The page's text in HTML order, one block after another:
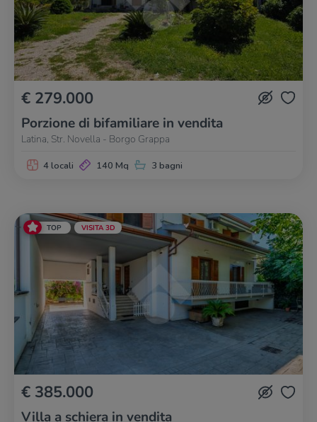
€ 279.000
Porzione di bifamiliare in vendita
Latina, Str. Novella - Borgo Grappa
4 locali 140 Mq 3 bagni
TOP VISITA 3D
€ 385.000
Villa a schiera in vendita